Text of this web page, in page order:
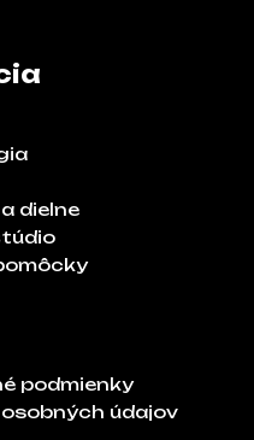
dielne
podmienky
údajov